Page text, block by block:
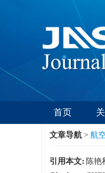
首页
文章导航 > 航
引用本文: 陈艳